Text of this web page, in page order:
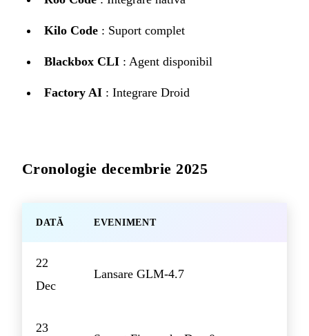
Kilo Code : Suport complet
Blackbox CLI : Agent disponibil
Factory AI : Integrare Droid
Cronologie decembrie 2025
DATĂ EVENIMENT
22
Dec
Lansare GLM-4.7
23